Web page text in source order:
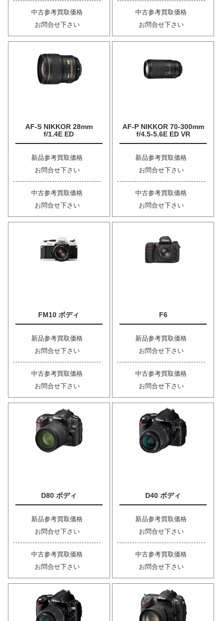
中古参考買取価格
お問合せ下さい
中古参考買取価格
お問合せ下さい
AF-S NIKKOR 28mm
f/1.4E ED
新品参考買取価格
お問合せ下さい
中古参考買取価格
お問合せ下さい
AF-P NIKKOR 70-300mm
f/4.5-5.6E ED VR
新品参考買取価格
お問合せ下さい
中古参考買取価格
お問合せ下さい
FM10 ボディ
新品参考買取価格
お問合せ下さい
中古参考買取価格
お問合せ下さい
F6
新品参考買取価格
お問合せ下さい
中古参考買取価格
お問合せ下さい
D80 ボディ
新品参考買取価格
お問合せ下さい
中古参考買取価格
お問合せ下さい
D40 ボディ
新品参考買取価格
お問合せ下さい
中古参考買取価格
お問合せ下さい